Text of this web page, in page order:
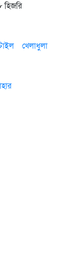
হিজরি
খেলাধুলা